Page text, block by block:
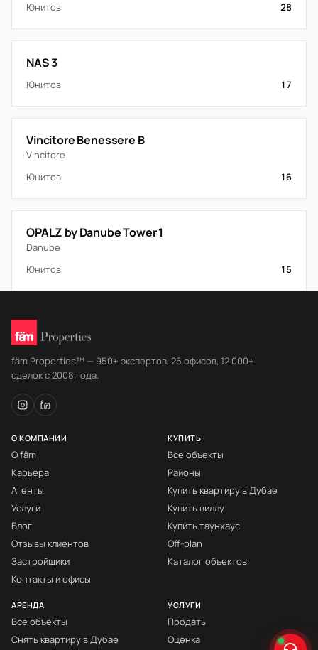
Юнитов
28
NAS 3
Юнитов 17
Vincitore Benessere B
Vincitore
Юнитов
16
OPALZ by Danube Tower 1
Danube
Юнитов
15
fäm Properties™ — 950+ экспертов, 25 офисов, 12 000+
сделок с 2008 года.
О КОМПАНИИ
О fäm
Карьера
Агенты
Услуги
Блог
Отзывы клиентов
Застройщики
Контакты и офисы
КУПИТЬ
Все объекты
Районы
Купить квартиру в Дубае
Купить виллу
Купить таунхаус
Off-plan
Каталог объектов
АРЕНДА
Все объекты
Снять квартиру в Дубае
УСЛУГИ
Продать
Оценка